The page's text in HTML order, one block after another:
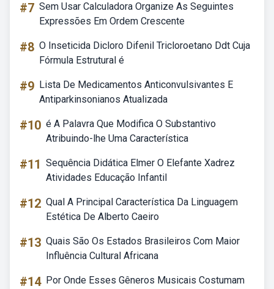
#7 Sem Usar Calculadora Organize As Seguintes
Expressões Em Ordem Crescente
#8 O Inseticida Dicloro Difenil Tricloroetano Ddt Cuja
Fórmula Estrutural é
#9 Lista De Medicamentos Anticonvulsivantes E
Antiparkinsonianos Atualizada
#10 é A Palavra Que Modifica O Substantivo
Atribuindo-lhe Uma Característica
#11 Sequência Didática Elmer O Elefante Xadrez
Atividades Educação Infantil
#12 Qual A Principal Característica Da Linguagem
Estética De Alberto Caeiro
#13 Quais São Os Estados Brasileiros Com Maior
Influência Cultural Africana
#14 Por Onde Esses Gêneros Musicais Costumam